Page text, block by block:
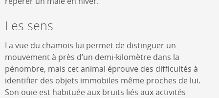
Les sens
La vue du chamois lui permet de distinguer un
mouvement à près d’un demi-kilomètre dans la
pénombre, mais cet animal éprouve des difficultés à
identifier des objets immobiles même proches de lui.
Son ouïe est habituée aux bruits liés aux activités